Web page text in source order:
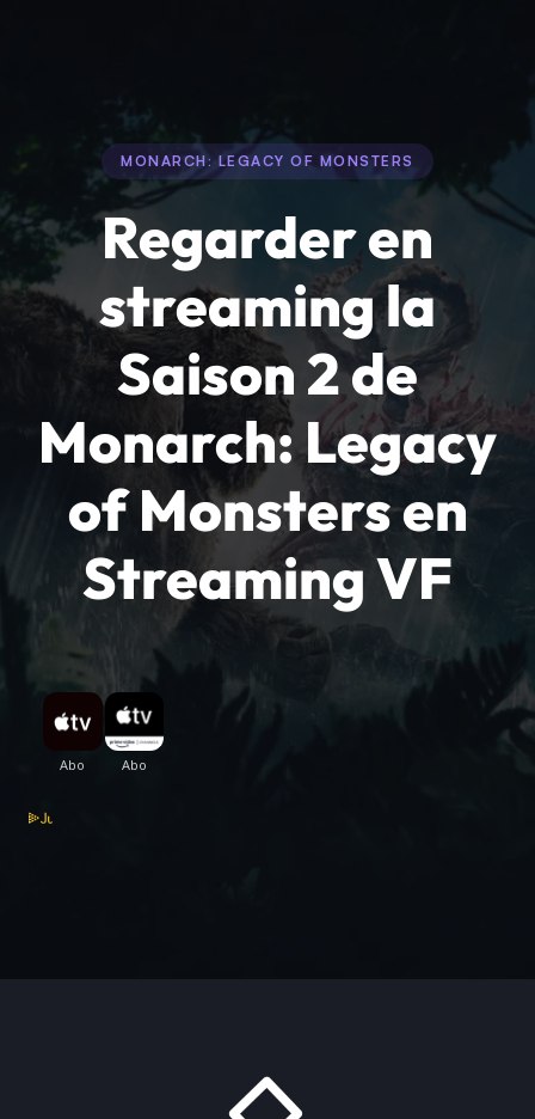
MONARCH: LEGACY OF MONSTERS
Regarder en
streaming la
Saison 2 de
Monarch: Legacy
of Monsters en
Streaming VF